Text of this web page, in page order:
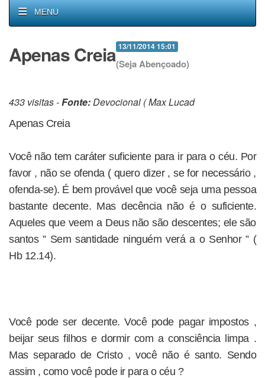
MENU
13/11/2014 15:01
Apenas Creia(Seja Abençoado)
433 visitas -Fonte:Devocional ( Max Lucad
Apenas Creia
Você não tem caráter suficiente para ir para o céu. Por
favor , não se ofenda ( quero dizer , se for necessário ,
ofenda-se). É bem provável que você seja uma pessoa
bastante decente. Mas decência não é o suficiente.
Aqueles que veem a Deus não são descentes; ele são
santos ” Sem santidade ninguém verá a o Senhor ” (
Hb 12.14).
Você pode ser decente. Você pode pagar impostos ,
beijar seus filhos e dormir com a consciência limpa .
Mas separado de Cristo , você não é santo. Sendo
assim , como você pode ir para o céu ?